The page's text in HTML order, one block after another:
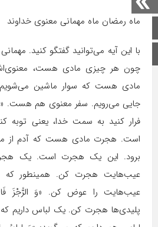
صفحه اصلی
اینستاگرام
ماه رمضان ماه مهمانی معنوی خداوند
با این آیه می‌توانید گفتگو کنید.
چون هر چیزی مادی هست،
مادی هست که سوار ماشین می‌شویم
فرار کنید به سمت خدا، یعنی توبه
است. هجرت مادی هست که آدم از
برود. این یک هجرت است. یک
عیب‌هایت هجرت کن. همینطور که
پلیدی‌ها هجرت کن. یک لباس داریم